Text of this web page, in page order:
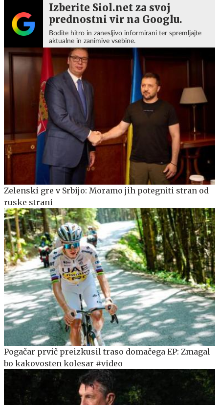
Izberite Siol.net za svoj
prednostni vir na Googlu.
Bodite hitro in zanesljivo informirani ter spremljajte
aktualne in zanimive vsebine.
Zelenski gre v Srbijo: Moramo jih potegniti stran od
ruske strani
Pogačar prvič preizkusil traso domačega EP: Zmagal
bo kakovosten kolesar #video